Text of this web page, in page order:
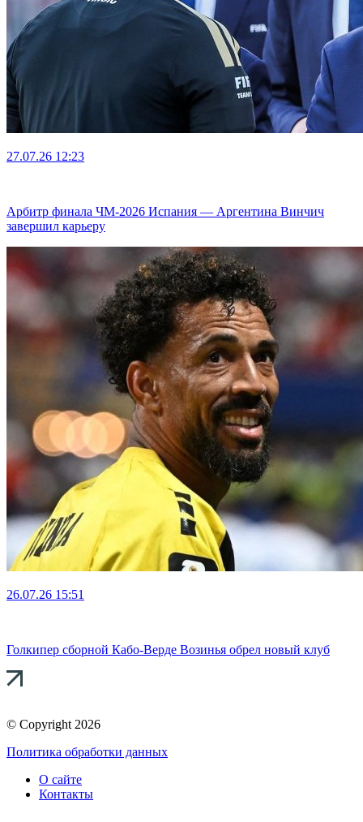
27.07.26 12:23
Арбитр финала ЧМ-2026 Испания — Аргентина Винчич
завершил карьеру
26.07.26 15:51
Голкипер сборной Кабо-Верде Возинья обрел новый клуб
© Copyright 2026
Политика обработки данных
О сайте
Контакты